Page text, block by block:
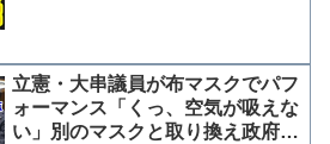
立憲・大串議員が布マスクでパフ
ォーマンス「くっ、空気が吸えな
い」別のマスクと取り換え政府配